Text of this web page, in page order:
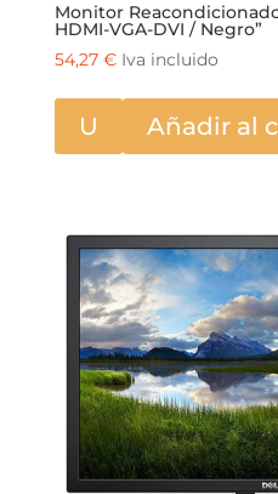
Monitor
HDMI-VGA-DVI / Negro”
54,27 € Iva incluido
U Añadir al